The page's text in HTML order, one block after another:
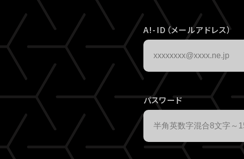
A!-ID（メールアドレス）
パスワード